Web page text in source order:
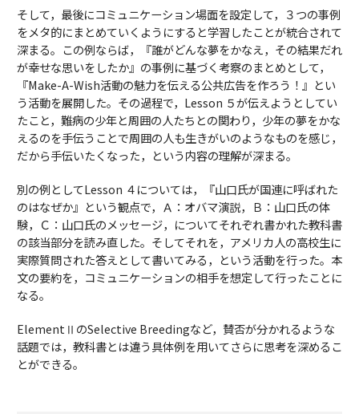
そして，最後にコミュニケーション場面を設定して，３つの事例
をメタ的にまとめていくようにすると学習したことが統合されて
深まる。この例ならば，『誰がどんな夢をかなえ，その結果だれ
が幸せな思いをしたか』の事例に基づく考察のまとめとして，
『Make-A-Wish活動の魅力を伝える公共広告を作ろう！』とい
う活動を展開した。その過程で，Lesson ５が伝えようとしてい
たこと，難病の少年と周囲の人たちとの関わり，少年の夢をかな
えるのを手伝うことで周囲の人も生きがいのようなものを感じ，
だから手伝いたくなった，という内容の理解が深まる。
別の例としてLesson ４については，『山口氏が国連に呼ばれた
のはなぜか』という観点で，Ａ：オバマ演説，Ｂ：山口氏の体
験，Ｃ：山口氏のメッセージ，についてそれぞれ書かれた教科書
の該当部分を読み直した。そしてそれを，アメリカ人の高校生に
実際質問された答えとして書いてみる，という活動を行った。本
文の要約を，コミュニケーションの相手を想定して行ったことに
なる。
ElementⅡのSelective Breedingなど，賛否が分かれるような
話題では，教科書とは違う具体例を用いてさらに思考を深めるこ
とができる。